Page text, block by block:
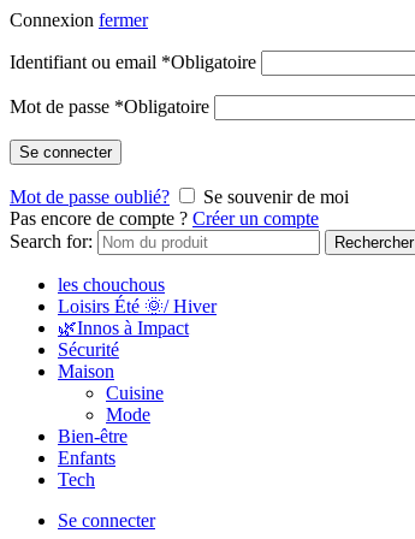
Connexion fermer
Identifiant ou email *Obligatoire
Mot de passe *Obligatoire
Se connecter
Mot de passe oublié?
Se souvenir de moi
Pas encore de compte ? Créer un compte
Search for:
Rechercher
les chouchous
Loisirs Été 🌞/ Hiver
🌿Innos à Impact
Sécurité
Maison
Cuisine
Mode
Bien-être
Enfants
Tech
Se connecter